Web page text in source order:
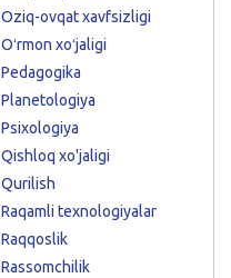
Oziq-ovqat xavfsizligi
Oʻrmon xoʻjaligi
Pedagogika
Planetologiya
Psixologiya
Qishloq xo'jaligi
Qurilish
Raqamli texnologiyalar
Raqqoslik
Rassomchilik